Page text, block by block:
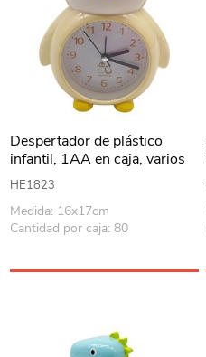
Despertador de plástico
infantil, 1AA en caja, varios
colores
HE1823
Medida: 16x17cm
Cantidad por caja: 80